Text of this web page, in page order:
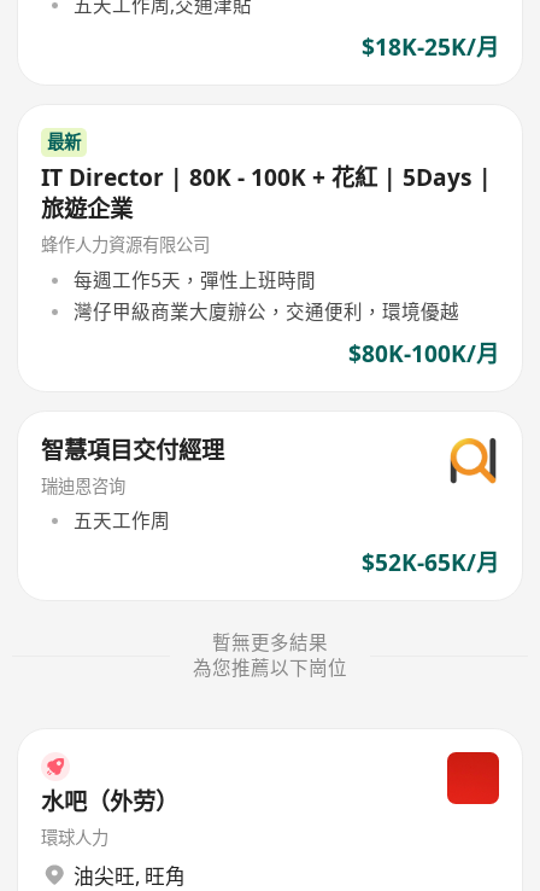
$18K-25K/月
最新
IT Director | 80K - 100K + 花紅 | 5Days |
旅遊企業
蜂作人力資源有限公司
每週工作5天，彈性上班時間
灣仔甲級商業大廈辦公，交通便利，環境優越
$80K-100K/月
智慧項目交付經理
瑞迪恩咨询
五天工作周
$52K-65K/月
暫無更多結果
為您推薦以下崗位
水吧（外劳）
環球人力
油尖旺, 旺角